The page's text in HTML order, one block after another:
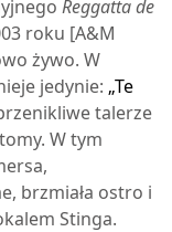
Reggatta de
roku [A&M
żywo. W
jedynie: „Te
talerze
W tym
brzmiała ostro i
Stinga.